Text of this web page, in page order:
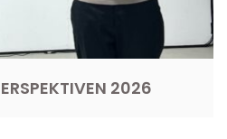
2026